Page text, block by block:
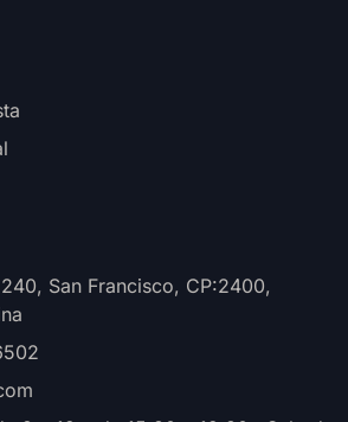
San Francisco, CP:2400,